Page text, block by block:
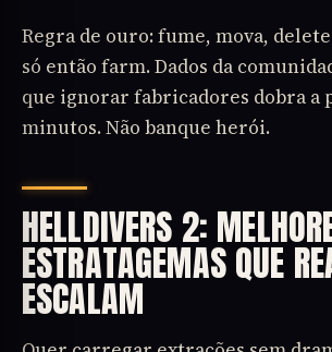
Regra de ouro: fume, mova,
só então farm. Dados da
que ignorar fabricadores dobra a
minutos. Não banque herói.
HELLDIVERS 2:
ESTRATAGEMAS QUE
ESCALAM